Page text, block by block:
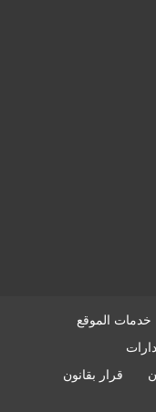
خدمات الموقع
قرار بقانون